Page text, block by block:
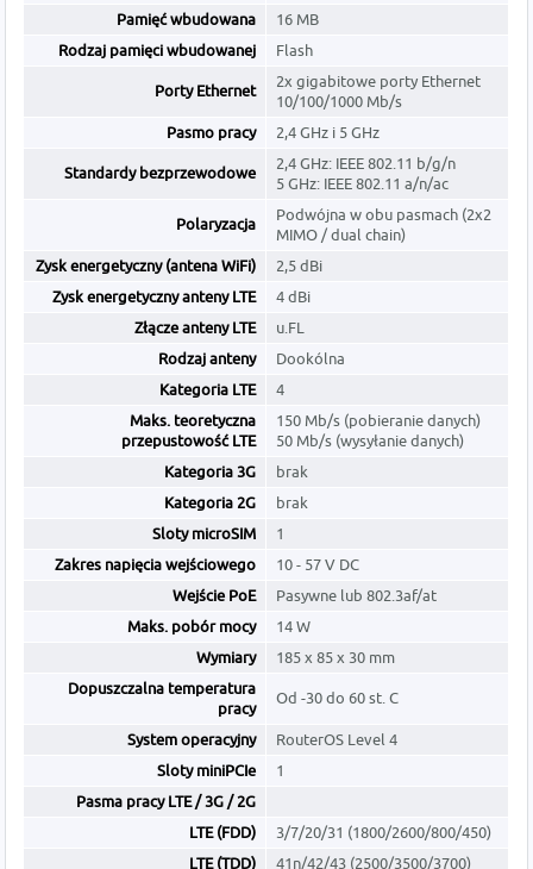
Pamięć wbudowana
16 MB
Rodzaj pamięci wbudowanej
Flash
Porty Ethernet
2x gigabitowe porty Ethernet
10/100/1000 Mb/s
Pasmo pracy
2,4 GHz i 5 GHz
Standardy bezprzewodowe
2,4 GHz: IEEE 802.11 b/g/n
5 GHz: IEEE 802.11 a/n/ac
Polaryzacja
Podwójna w obu pasmach (2x2
MIMO / dual chain)
Zysk energetyczny (antena WiFi)
2,5 dBi
Zysk energetyczny anteny LTE
4 dBi
Złącze anteny LTE
u.FL
Rodzaj anteny
Dookólna
Kategoria LTE
4
Maks. teoretyczna
przepustowość LTE
150 Mb/s (pobieranie danych)
50 Mb/s (wysyłanie danych)
Kategoria 3G
brak
Kategoria 2G
brak
Sloty microSIM
1
Zakres napięcia wejściowego
10 - 57 V DC
Wejście PoE
Pasywne lub 802.3af/at
Maks. pobór mocy
14 W
Wymiary
185 x 85 x 30 mm
Dopuszczalna temperatura
pracy
Od -30 do 60 st. C
System operacyjny
RouterOS Level 4
Sloty miniPCIe
1
Pasma pracy LTE / 3G / 2G
LTE (FDD)
3/7/20/31 (1800/2600/800/450)
LTE (TDD)
41n/42/43 (2500/3500/3700)